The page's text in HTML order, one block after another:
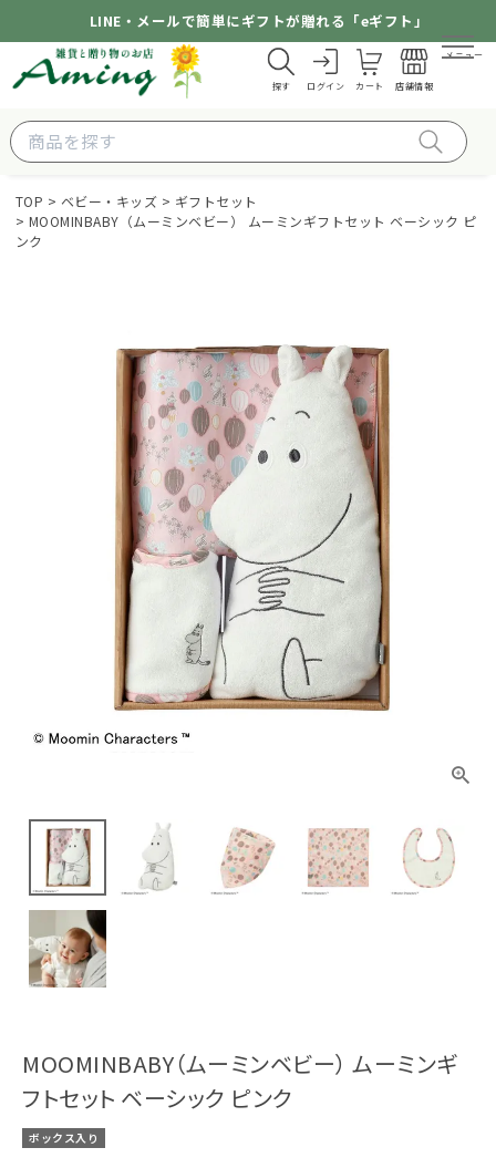
LINE・メールで簡単にギフトが贈れる「eギフト」
探す ログイン カート 店舗情報
メニュー
TOP ベビー・キッズ
ギフトセット
MOOMINBABY（ムーミンベビー） ムーミンギフトセット ベーシック ピ
ンク
MOOMINBABY（ムーミンベビー） ムーミンギ
フトセット ベーシック ピンク
ボックス入り